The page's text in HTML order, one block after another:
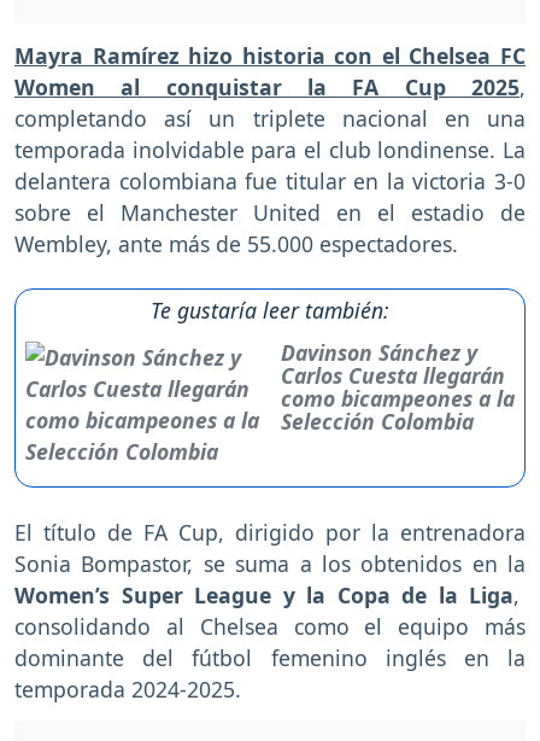
Mayra Ramírez hizo historia con el Chelsea FC
Women al conquistar la FA Cup 2025,
completando así un triplete nacional en una
temporada inolvidable para el club londinense. La
delantera colombiana fue titular en la victoria 3-0
sobre el Manchester United en el estadio de
Wembley, ante más de 55.000 espectadores.
Te gustaría leer también:
Davinson Sánchez y
Carlos Cuesta llegarán
como bicampeones a la
Selección Colombia
El título de FA Cup, dirigido por la entrenadora
Sonia Bompastor, se suma a los obtenidos en la
Women’s Super League y la Copa de la Liga,
consolidando al Chelsea como el equipo más
dominante del fútbol femenino inglés en la
temporada 2024-2025.